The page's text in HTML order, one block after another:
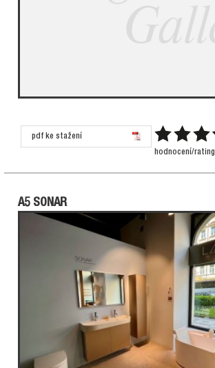
pdf ke stažení
hodnocení/rating
A5 SONAR